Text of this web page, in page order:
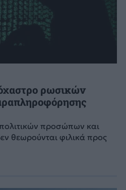
ρωσικών
προσώπων και
θεωρούνται φιλικά προς